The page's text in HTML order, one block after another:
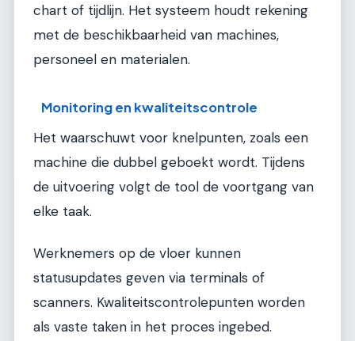
chart of tijdlijn. Het systeem houdt rekening
met de beschikbaarheid van machines,
personeel en materialen.
Monitoring en kwaliteitscontrole
Het waarschuwt voor knelpunten, zoals een
machine die dubbel geboekt wordt. Tijdens
de uitvoering volgt de tool de voortgang van
elke taak.
Werknemers op de vloer kunnen
statusupdates geven via terminals of
scanners. Kwaliteitscontrolepunten worden
als vaste taken in het proces ingebed.